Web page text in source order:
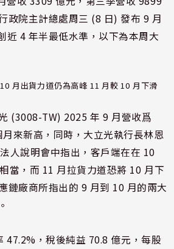
政院主計總處周三 (8 日) 發布 9 月
近 4 年半最低水準，以下為本周大
月出貨力道仍為高峰 11 月較 10 月下滑
(3008-TW) 2025 年 9 月營收爲
來新高，同時，大立光執行長林恩
人說明會中指出，客戶端在在 10
當，而 11 月拉貨力道恐將 10 月下
鏈廠商所指出的 9 月到 10 月的兩大
47.2%，稅後純益 70.8 億元，每股